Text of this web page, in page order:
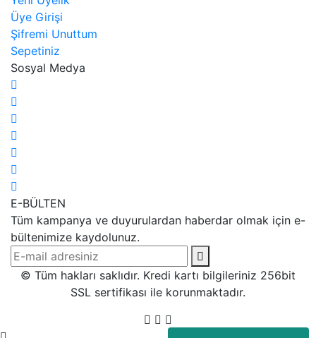
Üye Girişi
Şifremi Unuttum
Sepetiniz
Sosyal Medya
E-BÜLTEN
Tüm kampanya ve duyurulardan haberdar olmak için e-
bültenimize kaydolunuz.
© Tüm hakları saklıdır. Kredi kartı bilgileriniz 256bit
SSL sertifikası ile korunmaktadır.